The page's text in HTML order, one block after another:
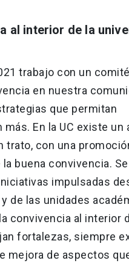
al interior de la
trabajo con un
en nuestra
que permitan
En la UC existe un
trato, con una
buena convivencia. Se
impulsadas
de las unidades
convivencia al interior
fortalezas, siempre
mejora de aspectos